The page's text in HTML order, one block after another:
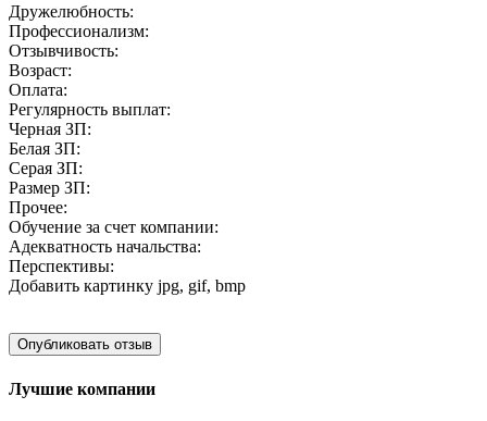
Дружелюбность:
Профессионализм:
Отзывчивость:
Возраст:
Оплата:
Регулярность выплат:
Черная ЗП:
Белая ЗП:
Серая ЗП:
Размер ЗП:
Прочее:
Обучение за счет компании:
Адекватность начальства:
Перспективы:
Добавить картинку jpg, gif, bmp
Лучшие компании